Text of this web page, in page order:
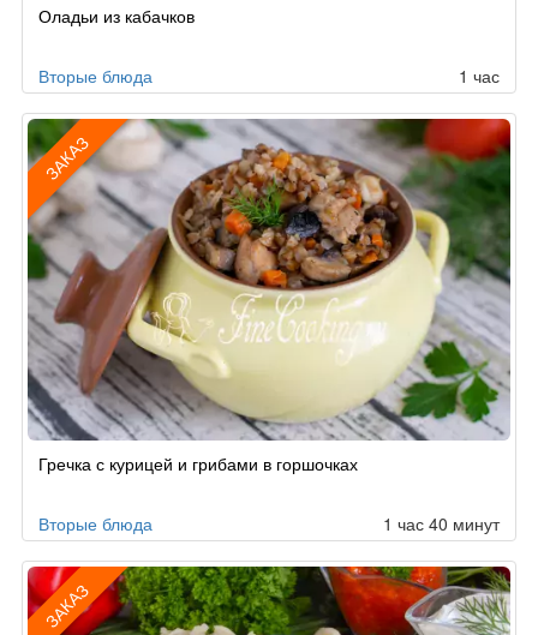
Оладьи из кабачков
Вторые блюда 1 час
ЗАКАЗ
поГречка с курицей и грибами в горшочках
Вторые блюда 1 час 40 минут
ЗАКАЗ